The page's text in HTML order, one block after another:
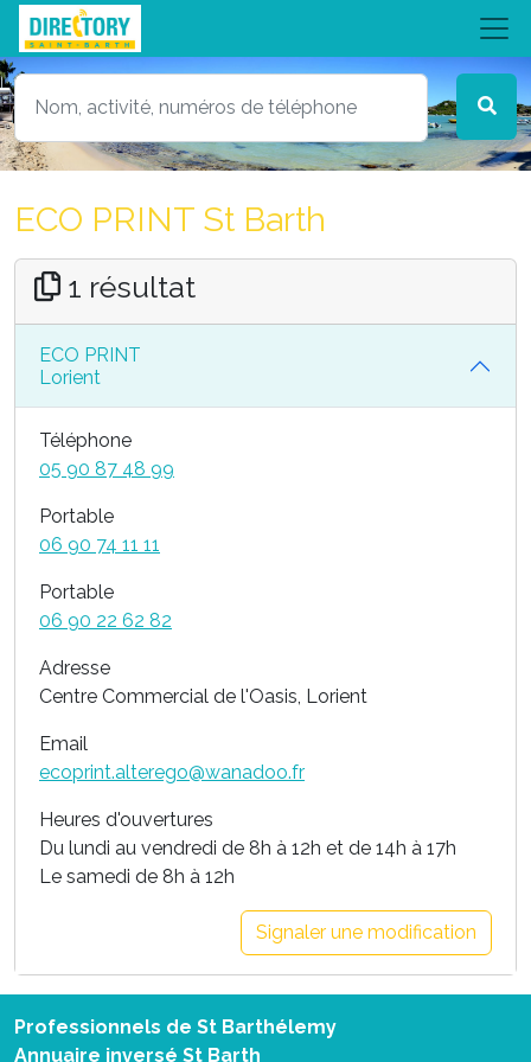
ECO PRINT St Barth
1 résultat
ECO PRINT
Lorient
Téléphone
05 90 87 48 99
Portable
06 90 74 11 11
Portable
06 90 22 62 82
Adresse
Centre Commercial de l'Oasis, Lorient
Email
ecoprint.alterego@wanadoo.fr
Heures d'ouvertures
Du lundi au vendredi de 8h à 12h et de 14h à 17h
Le samedi de 8h à 12h
Signaler une modification
Professionnels de St Barthélemy
Annuaire inversé St Barth